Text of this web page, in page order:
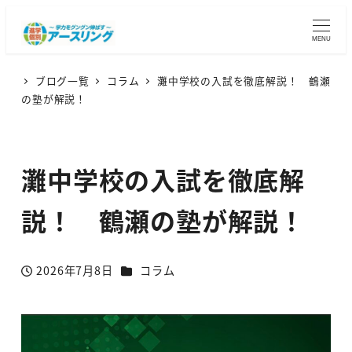
MENU
ブログ一覧 コラム
灘中学校の入試を徹底解説！ 鶴瀬
の塾が解説！
灘中学校の入試を徹底解
説！ 鶴瀬の塾が解説！
投稿日
2026年7月8日 カテゴリー
コラム